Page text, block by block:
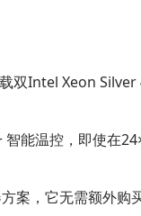
双Intel Xeon
能温控，即使在
案，它无需额外购